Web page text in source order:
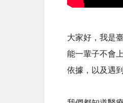
大家好，我是
能一輩子不會
依據，以及遇